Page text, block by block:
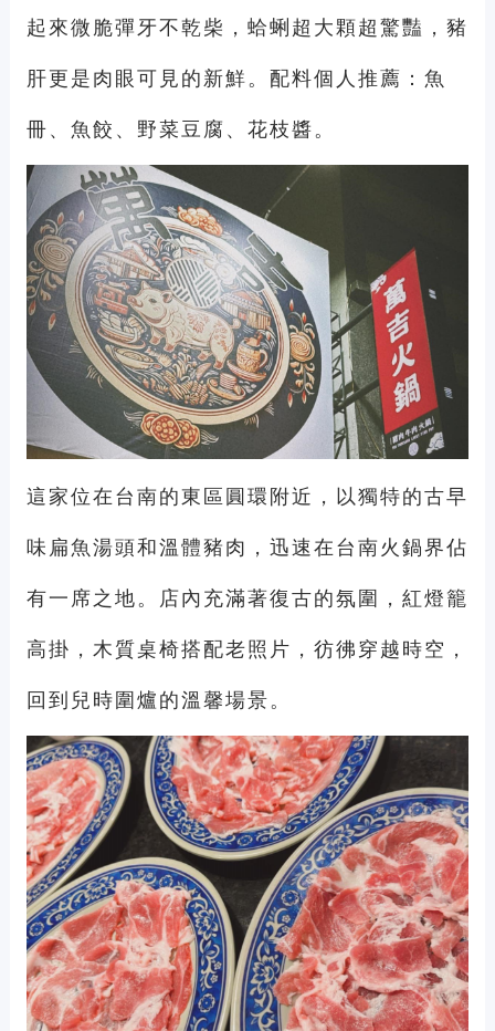
起來微脆彈牙不乾柴，蛤蜊超大顆超驚豔，豬
肝更是肉眼可見的新鮮。配料個人推薦：魚
冊、魚餃、野菜豆腐、花枝醬。
這家位在台南的東區圓環附近，以獨特的古早
味扁魚湯頭和溫體豬肉，迅速在台南火鍋界佔
有一席之地。店內充滿著復古的氛圍，紅燈籠
高掛，木質桌椅搭配老照片，彷彿穿越時空，
回到兒時圍爐的溫馨場景。